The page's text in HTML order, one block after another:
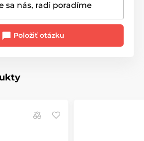
sa nás, radi poradíme
Položiť otázku